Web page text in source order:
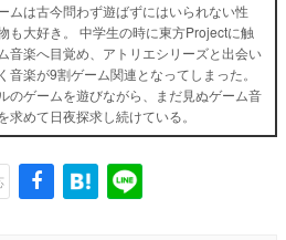
ムは古今問わず遊ばずにはいられない性
も大好き。 中学生の時に東方Projectに触
音楽へ目覚め、アトリエシリーズと出会い
音楽が9割ゲーム関連となってしまった。
のゲームを遊びながら、まだ見ぬゲーム音
求めて日夜探求し続けている。